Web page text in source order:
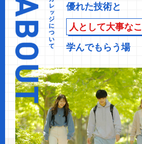
優れた技術と
人として大事な
学んでもらう場